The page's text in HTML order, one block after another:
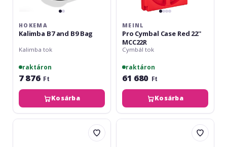
HOKEMA
Kalimba B7 and B9 Bag
Kalimba tok
raktáron
7 876 Ft
Kosárba
MEINL
Pro Cymbal Case Red 22''
MCC22R
Cymbál tok
raktáron
61 680 Ft
Kosárba
Gewa
Gewa